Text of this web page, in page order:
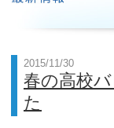
2015/11/30
春の高校
た